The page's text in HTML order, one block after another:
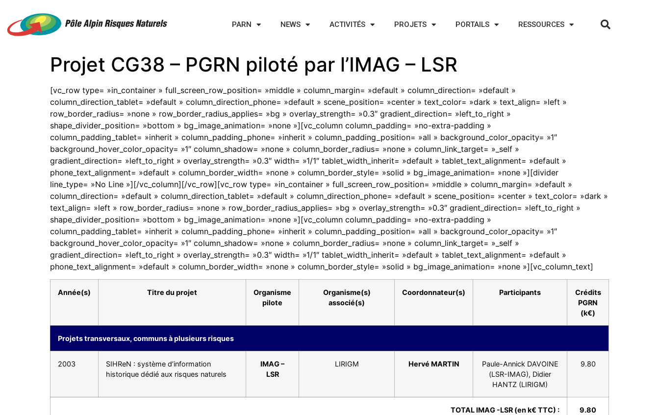
PARN NEWS ACTIVITÉS PROJETS PORTAILS RESSOURCES
Projet CG38 – PGRN piloté par l’IMAG – LSR
[vc_row type= »in_container » full_screen_row_position= »middle » column_margin= »default » column_direction= »default »
column_direction_tablet= »default » column_direction_phone= »default » scene_position= »center » text_color= »dark » text_align= »left »
row_border_radius= »none » row_border_radius_applies= »bg » overlay_strength= »0.3″ gradient_direction= »left_to_right »
shape_divider_position= »bottom » bg_image_animation= »none »][vc_column column_padding= »no-extra-padding »
column_padding_tablet= »inherit » column_padding_phone= »inherit » column_padding_position= »all » background_color_opacity= »1″
background_hover_color_opacity= »1″ column_shadow= »none » column_border_radius= »none » column_link_target= »_self »
gradient_direction= »left_to_right » overlay_strength= »0.3″ width= »1/1″ tablet_width_inherit= »default » tablet_text_alignment= »default »
phone_text_alignment= »default » column_border_width= »none » column_border_style= »solid » bg_image_animation= »none »][divider
line_type= »No Line »][/vc_column][/vc_row][vc_row type= »in_container » full_screen_row_position= »middle » column_margin= »default »
column_direction= »default » column_direction_tablet= »default » column_direction_phone= »default » scene_position= »center » text_color= »dark »
text_align= »left » row_border_radius= »none » row_border_radius_applies= »bg » overlay_strength= »0.3″ gradient_direction= »left_to_right »
shape_divider_position= »bottom » bg_image_animation= »none »][vc_column column_padding= »no-extra-padding »
column_padding_tablet= »inherit » column_padding_phone= »inherit » column_padding_position= »all » background_color_opacity= »1″
background_hover_color_opacity= »1″ column_shadow= »none » column_border_radius= »none » column_link_target= »_self »
gradient_direction= »left_to_right » overlay_strength= »0.3″ width= »1/1″ tablet_width_inherit= »default » tablet_text_alignment= »default »
phone_text_alignment= »default » column_border_width= »none » column_border_style= »solid » bg_image_animation= »none »][vc_column_text]
Année(s) Titre du projet
Organisme
pilote
Organisme(s)
associé(s)
Coordonnateur(s) Participants
Crédits
PGRN
(k€)
Projets transversaux, communs à plusieurs risques
2003
SIHReN : système d’information
historique dédié aux risques naturels
IMAG –
LSR
LIRIGM Hervé MARTIN
Paule-Annick DAVOINE
(LSR-IMAG), Didier
HANTZ (LIRIGM)
9.80
TOTAL IMAG -LSR (en k€ TTC) : 9.80